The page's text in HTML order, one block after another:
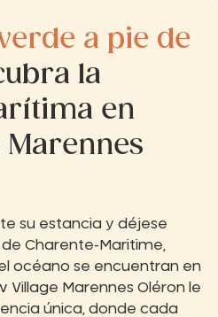
a pie de
la
en
Marennes
su estancia y déjese
Charente-Maritime,
océano se encuentran en
Marennes Oléron le
única, donde cada